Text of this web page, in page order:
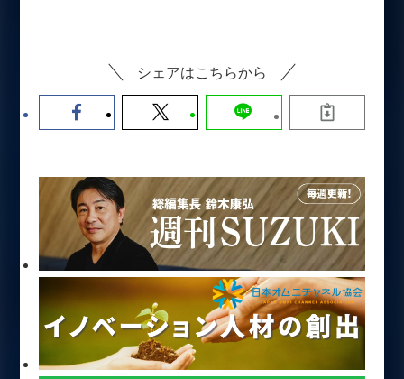
シェアはこちらから